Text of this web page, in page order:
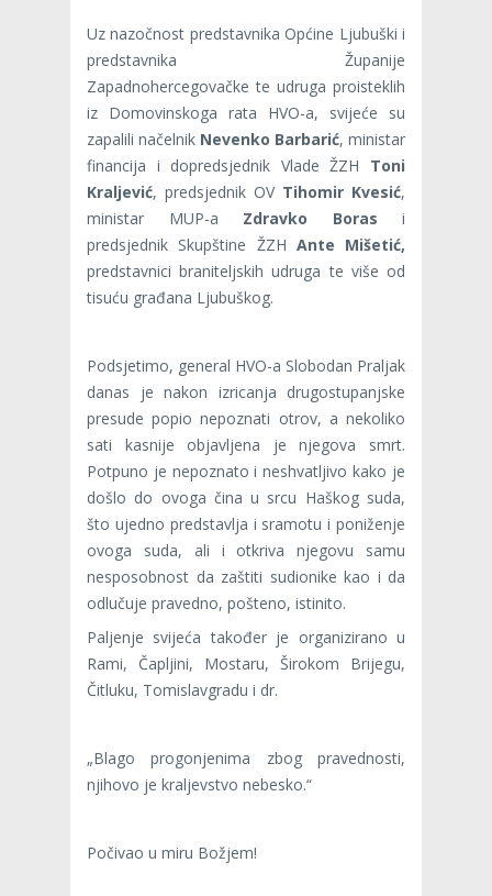
Uz nazočnost predstavnika Općine Ljubuški i
predstavnika Županije
Zapadnohercegovačke te udruga proisteklih
iz Domovinskoga rata HVO-a, svijeće su
zapalili načelnik Nevenko Barbarić, ministar
financija i dopredsjednik Vlade ŽZH Toni
Kraljević, predsjednik OV Tihomir Kvesić,
ministar MUP-a Zdravko Boras i
predsjednik Skupštine ŽZH Ante Mišetić,
predstavnici braniteljskih udruga te više od
tisuću građana Ljubuškog.
Podsjetimo, general HVO-a Slobodan Praljak
danas je nakon izricanja drugostupanjske
presude popio nepoznati otrov, a nekoliko
sati kasnije objavljena je njegova smrt.
Potpuno je nepoznato i neshvatljivo kako je
došlo do ovoga čina u srcu Haškog suda,
što ujedno predstavlja i sramotu i poniženje
ovoga suda, ali i otkriva njegovu samu
nesposobnost da zaštiti sudionike kao i da
odlučuje pravedno, pošteno, istinito.
Paljenje svijeća također je organizirano u
Rami, Čapljini, Mostaru, Širokom Brijegu,
Čitluku, Tomislavgradu i dr.
„Blago progonjenima zbog pravednosti,
njihovo je kraljevstvo nebesko.“
Počivao u miru Božjem!